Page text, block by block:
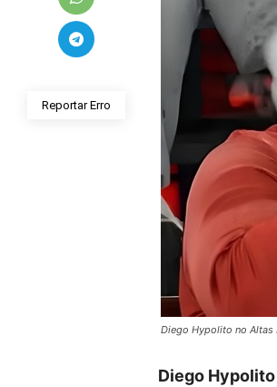
Reportar Erro
Diego Hypolito no Altas
Diego Hypolito